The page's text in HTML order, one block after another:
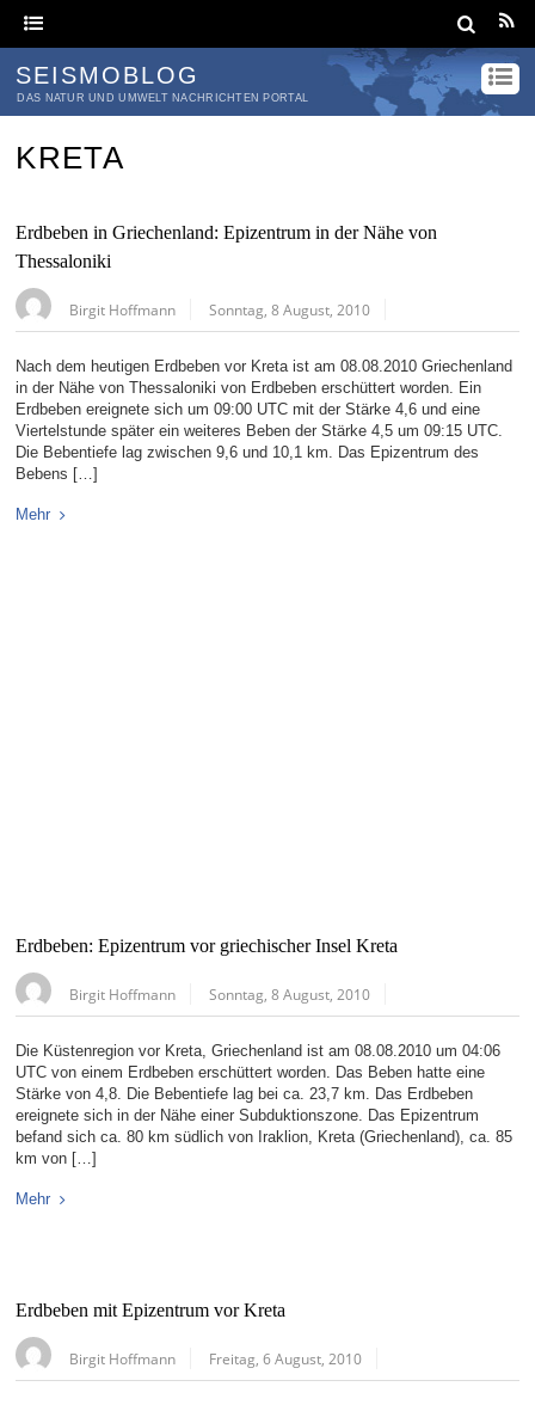
SEISMOBLOG
DAS NATUR UND UMWELT NACHRICHTEN PORTAL
KRETA
Erdbeben in Griechenland: Epizentrum in der Nähe von
Thessaloniki
Birgit Hoffmann Sonntag, 8 August, 2010
Nach dem heutigen Erdbeben vor Kreta ist am 08.08.2010 Griechenland
in der Nähe von Thessaloniki von Erdbeben erschüttert worden. Ein
Erdbeben ereignete sich um 09:00 UTC mit der Stärke 4,6 und eine
Viertelstunde später ein weiteres Beben der Stärke 4,5 um 09:15 UTC.
Die Bebentiefe lag zwischen 9,6 und 10,1 km. Das Epizentrum des
Bebens […]
Mehr
Erdbeben: Epizentrum vor griechischer Insel Kreta
Birgit Hoffmann Sonntag, 8 August, 2010
Die Küstenregion vor Kreta, Griechenland ist am 08.08.2010 um 04:06
UTC von einem Erdbeben erschüttert worden. Das Beben hatte eine
Stärke von 4,8. Die Bebentiefe lag bei ca. 23,7 km. Das Erdbeben
ereignete sich in der Nähe einer Subduktionszone. Das Epizentrum
befand sich ca. 80 km südlich von Iraklion, Kreta (Griechenland), ca. 85
km von […]
Mehr
Erdbeben mit Epizentrum vor Kreta
Birgit Hoffmann Freitag, 6 August, 2010